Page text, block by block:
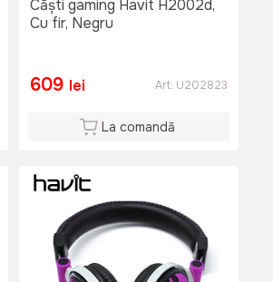
Căști gaming Havit H2002d,
Cu fir, Negru
609 lei Art: U202823
La comandă